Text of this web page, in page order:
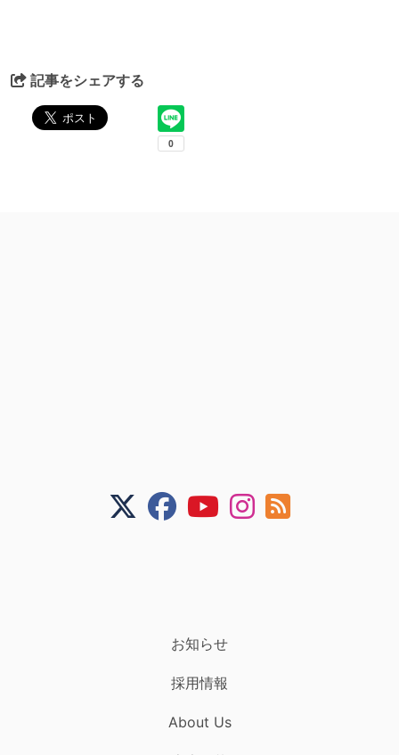
記事をシェアする
お知らせ
採用情報
About Us